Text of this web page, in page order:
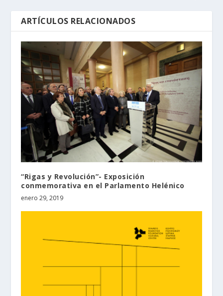
ARTÍCULOS RELACIONADOS
“Rigas y Revolución”- Exposición
conmemorativa en el Parlamento Helénico
enero 29, 2019